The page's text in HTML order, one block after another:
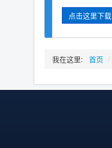
点击这里下载
我在这里: 首页 /